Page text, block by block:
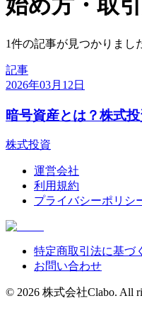
始め方・取
1件の記事が見つかりまし
記事
2026年03月12日
暗号資産とは？株式
株式投資
運営会社
利用規約
プライバシーポリシ
特定商取引法に基づ
お問い合わせ
© 2026 株式会社Clabo. All